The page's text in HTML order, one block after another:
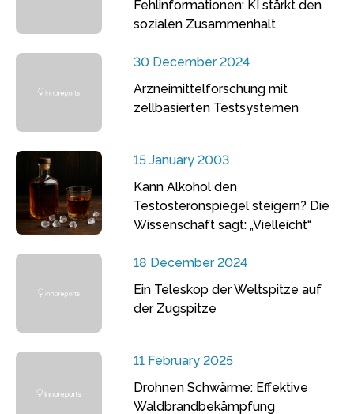
Fehlinformationen: KI stärkt den
sozialen Zusammenhalt
30 December 2024
Arzneimittelforschung mit
zellbasierten Testsystemen
15 January 2003
Kann Alkohol den
Testosteronspiegel steigern? Die
Wissenschaft sagt: „Vielleicht“
18 December 2024
Ein Teleskop der Weltspitze auf
der Zugspitze
11 February 2025
Drohnen Schwärme: Effektive
Waldbrandbekämpfung